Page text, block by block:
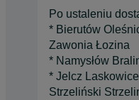
Po ustaleniu
* Bierutów
Zawonia Łozina
* Namysłów
* Jelcz
Strzeliński